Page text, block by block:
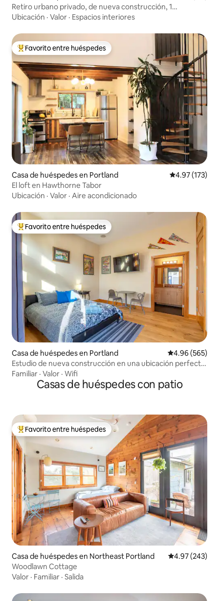
Retiro urbano privado, de nueva construcción, 1
dormitorio, capacidad para 4 personas
Ubicación · Valor · Espacios interiores
De los mejores en Favorito entre huéspedes
Favorito entre huéspedes
Casa de huéspedes en Portland Calificación
4.97 (173)
El loft en Hawthorne Tabor
Ubicación · Valor · Aire acondicionado
De los mejores en Favorito entre huéspedes
Favorito entre huéspedes
Casa de huéspedes en Portland Calificación
4.96 (565)
Estudio de nueva construcción en una ubicación perfecta
al sureste
Familiar · Valor · Wifi
Casas de huéspedes con patio
De los mejores en Favorito entre huéspedes
Favorito entre huéspedes
Casa de huéspedes en Northeast Portland Calificación
4.97 (243)
Woodlawn Cottage
Valor · Familiar · Salida